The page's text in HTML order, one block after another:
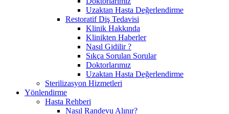
Uzaktan Hasta Değerlendirme
Restoratif Diş Tedavisi
Klinik Hakkında
Klinikten Haberler
Nasıl Gidilir ?
Sıkça Sorulan Sorular
Doktorlarımız
Uzaktan Hasta Değerlendirme
Sterilizasyon Hizmetleri
Yönlendirme
Hasta Rehberi
Nasıl Randevu Alınır?